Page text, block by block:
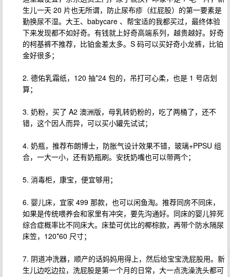
生儿一天 20 片也无所谓，防止尿布疹（红屁股）的第一要素是
勤换尿不湿。大王、babycare 、帮宝适的我都买过，最终体验
下来发现都不如好奇。有钱就上好奇高端系列，越贵越好。好奇
的柯基裤不推荐，比铂金差太多。S 码可以买好奇小龙裤，比铂
金好很多；
2. 德佑乳霜纸，120 抽*24 包的，吊打可心柔，也是 1 号店划
算；
3. 奶粉，买了 A2 澳洲版，母乳转奶粉的，吃了两桶了，还不
错，这个因人而异，可以买小罐先试试；
4. 奶瓶，推荐布朗博士，防胀气设计效果不错，玻璃+PPSU 组
合，一大一小，还有奶瓶刷。安抚奶嘴也可以带两个；
5. 消毒柜，康宝，便宜够用；
6. 婴儿床，宜家 499 那款，也可以闲鱼淘。推荐同房不同床，
如果是传统喂养会和家里有冲突，要先沟通好。同床的婴儿猝死
综合症概率比不同床大。床垫可优比的椰棕款，再带个防水隔尿
床笠，120*60 尺寸；
7. 阴道冲洗器，顺产的话妈妈用得上，然后给宝宝洗屁股用。新
生儿边吃边拉，洗屁股是第一个月的日常，大一点洗澡洗头都可